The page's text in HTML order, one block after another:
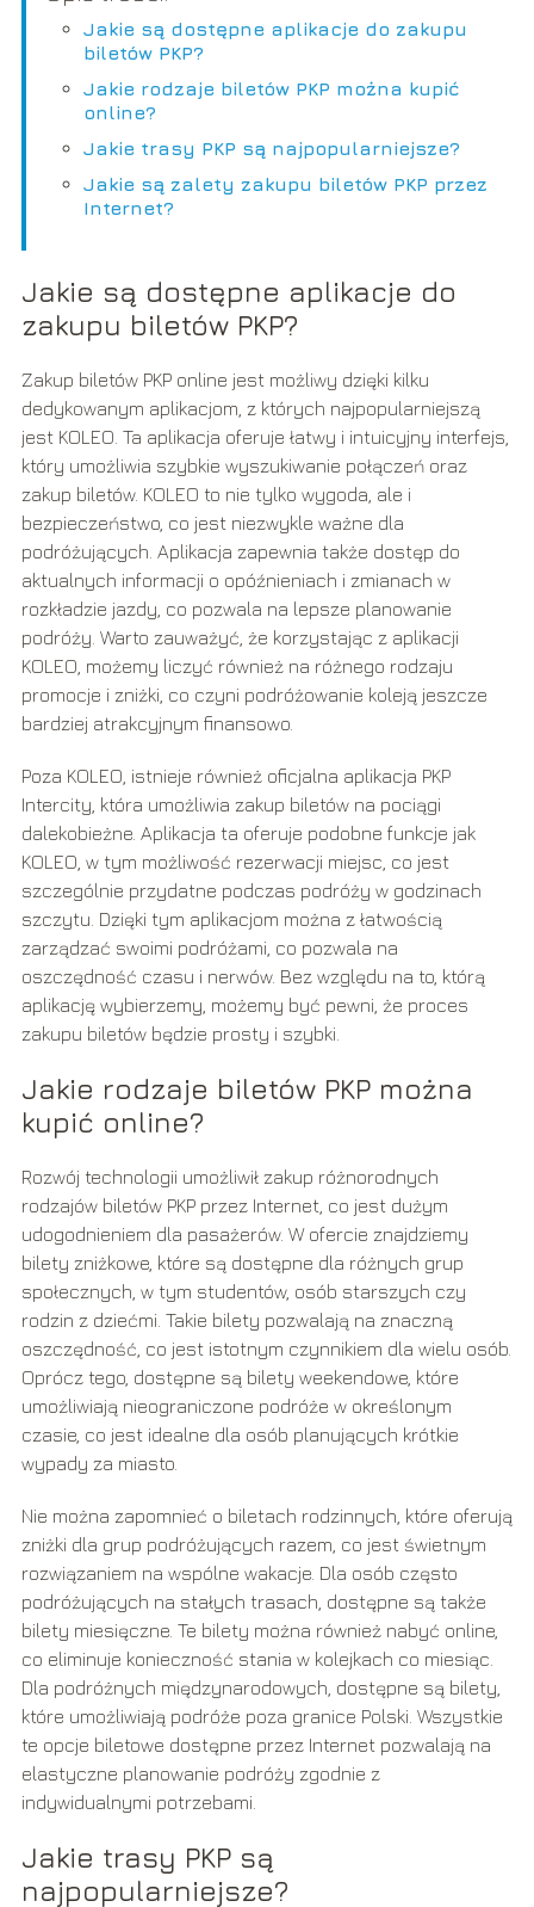
Jakie są dostępne aplikacje do zakupu
biletów PKP?
Jakie rodzaje biletów PKP można kupić
online?
Jakie trasy PKP są najpopularniejsze?
Jakie są zalety zakupu biletów PKP przez
Internet?
Jakie są dostępne aplikacje do
zakupu biletów PKP?
Zakup biletów PKP online jest możliwy dzięki kilku
dedykowanym aplikacjom, z których najpopularniejszą
jest KOLEO. Ta aplikacja oferuje łatwy i intuicyjny interfejs,
który umożliwia szybkie wyszukiwanie połączeń oraz
zakup biletów. KOLEO to nie tylko wygoda, ale i
bezpieczeństwo, co jest niezwykle ważne dla
podróżujących. Aplikacja zapewnia także dostęp do
aktualnych informacji o opóźnieniach i zmianach w
rozkładzie jazdy, co pozwala na lepsze planowanie
podróży. Warto zauważyć, że korzystając z aplikacji
KOLEO, możemy liczyć również na różnego rodzaju
promocje i zniżki, co czyni podróżowanie koleją jeszcze
bardziej atrakcyjnym finansowo.
Poza KOLEO, istnieje również oficjalna aplikacja PKP
Intercity, która umożliwia zakup biletów na pociągi
dalekobieżne. Aplikacja ta oferuje podobne funkcje jak
KOLEO, w tym możliwość rezerwacji miejsc, co jest
szczególnie przydatne podczas podróży w godzinach
szczytu. Dzięki tym aplikacjom można z łatwością
zarządzać swoimi podróżami, co pozwala na
oszczędność czasu i nerwów. Bez względu na to, którą
aplikację wybierzemy, możemy być pewni, że proces
zakupu biletów będzie prosty i szybki.
Jakie rodzaje biletów PKP można
kupić online?
Rozwój technologii umożliwił zakup różnorodnych
rodzajów biletów PKP przez Internet, co jest dużym
udogodnieniem dla pasażerów. W ofercie znajdziemy
bilety zniżkowe, które są dostępne dla różnych grup
społecznych, w tym studentów, osób starszych czy
rodzin z dziećmi. Takie bilety pozwalają na znaczną
oszczędność, co jest istotnym czynnikiem dla wielu osób.
Oprócz tego, dostępne są bilety weekendowe, które
umożliwiają nieograniczone podróże w określonym
czasie, co jest idealne dla osób planujących krótkie
wypady za miasto.
Nie można zapomnieć o biletach rodzinnych, które oferują
zniżki dla grup podróżujących razem, co jest świetnym
rozwiązaniem na wspólne wakacje. Dla osób często
podróżujących na stałych trasach, dostępne są także
bilety miesięczne. Te bilety można również nabyć online,
co eliminuje konieczność stania w kolejkach co miesiąc.
Dla podróżnych międzynarodowych, dostępne są bilety,
które umożliwiają podróże poza granice Polski. Wszystkie
te opcje biletowe dostępne przez Internet pozwalają na
elastyczne planowanie podróży zgodnie z
indywidualnymi potrzebami.
Jakie trasy PKP są
najpopularniejsze?